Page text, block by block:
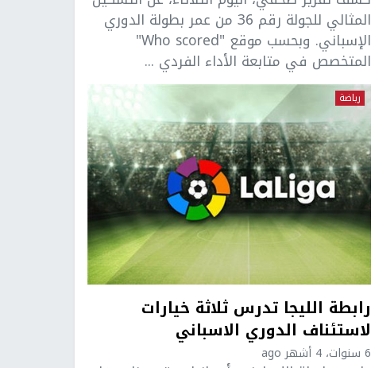
المثالي للجولة رقم 36 من عمر بطولة الدوري
الإسباني. وبحسب موقع "Who scored"
المتخصص في متابعة الأداء الفردي ...
رياضة
رابطة الليجا تدرس ثلاثة خيارات
لاستئناف الدوري الاسباني
6 سنوات، 4 أشهر ago